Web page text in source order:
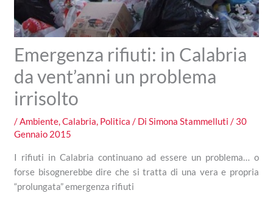
Emergenza rifiuti: in Calabria
da vent’anni un problema
irrisolto
/Ambiente,Calabria, Politica / DiSimona Stammelluti/ 30
Gennaio 2015
I rifiuti in Calabria continuano ad essere un problema… o
forse bisognerebbe dire che si tratta di una vera e propria
“prolungata” emergenza rifiuti